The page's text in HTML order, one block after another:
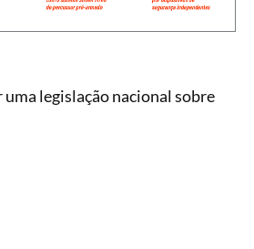
uma legislação nacional sobre